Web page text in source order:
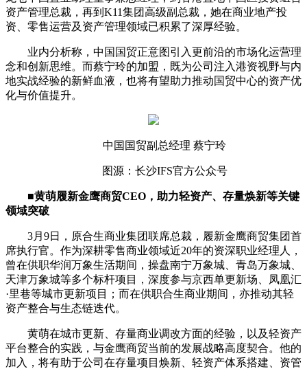
资产管理总裁，再到K11集团高级副总裁，她在商业地产投
资、零售运营及资产管理领域已积累了深厚经验。
业内分析称，中国国贸正意图引入更前沿的市场化运营理
念和创新思维。而蔡宁玲的加盟，既为公司注入港资视野与内
地实战经验的新鲜血液，也将有望助力推动国贸中心的资产优
化与价值提升。
中国国贸副总经理 蔡宁玲
图源：长沙IFS官方公众号
■黄萌履新金鹰商贸CEO，助力轻资产、存量焕新等关键
领域突破
3月9日，原合生商业集团联席总裁，履新金鹰商贸集团首
席执行官。作为深耕零售商业领域近20年的资深职业经理人，
曾在供职华润万象生活期间，操盘南宁万象城、青岛万象城、
天津万象城等多个标杆项目，深度参与京西单更新场、凤凰汇
·里巷等城市更新项目；而在供职合生商业期间，亦推动其轻
资产整合与生态链迭代。
黄萌在城市更新、存量商业调改方面的经验，以及轻资产
平台整合的实践，与金鹰商贸当前的发展战略高度契合。他的
加入，将有助于公司在存量项目焕新、轻资产体系搭建、资管